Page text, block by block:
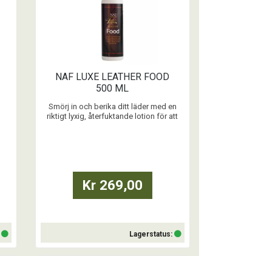
NAF LUXE LEATHER FOOD
500 ML
Smörj in och berika ditt läder med en
riktigt lyxig, återfuktande lotion för att
med din häst 48h innan första
användning.
Kr 269,00
Lagerstatus: